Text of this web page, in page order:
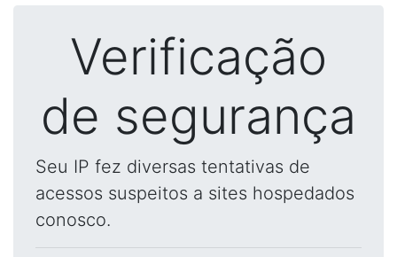
Verificação
de segurança
Seu IP fez diversas tentativas de
acessos suspeitos a sites hospedados
conosco.